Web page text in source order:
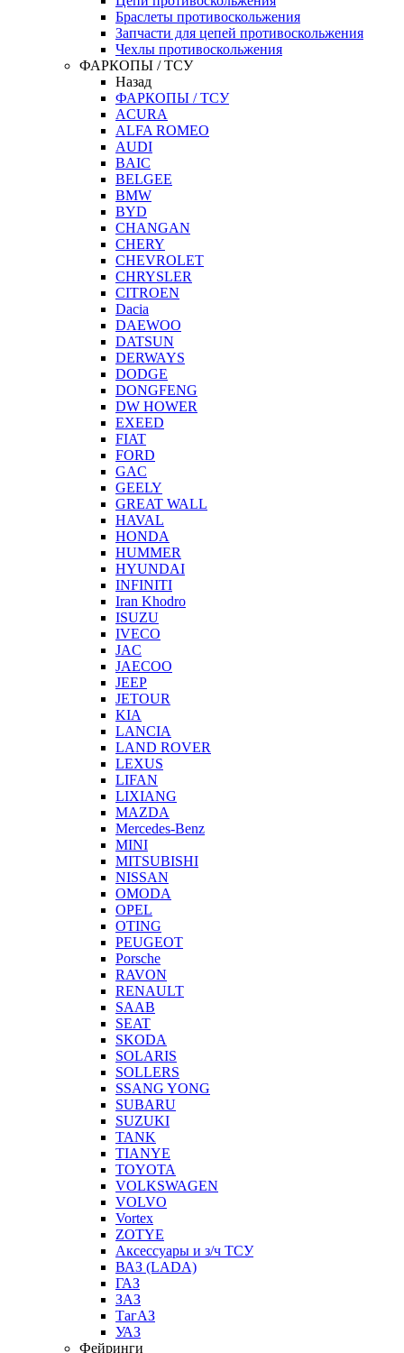
Браслеты противоскольжения
Запчасти для цепей противоскольжения
Чехлы противоскольжения
ФАРКОПЫ / ТСУ
Назад
ФАРКОПЫ / ТСУ
ACURA
ALFA ROMEO
AUDI
BAIC
BELGEE
BMW
BYD
CHANGAN
CHERY
CHEVROLET
CHRYSLER
CITROEN
Dacia
DAEWOO
DATSUN
DERWAYS
DODGE
DONGFENG
DW HOWER
EXEED
FIAT
FORD
GAC
GEELY
GREAT WALL
HAVAL
HONDA
HUMMER
HYUNDAI
INFINITI
Iran Khodro
ISUZU
IVECO
JAC
JAECOO
JEEP
JETOUR
KIA
LANCIA
LAND ROVER
LEXUS
LIFAN
LIXIANG
MAZDA
Mercedes-Benz
MINI
MITSUBISHI
NISSAN
OMODA
OPEL
OTING
PEUGEOT
Porsche
RAVON
RENAULT
SAAB
SEAT
SKODA
SOLARIS
SOLLERS
SSANG YONG
SUBARU
SUZUKI
TANK
TIANYE
TOYOTA
VOLKSWAGEN
VOLVO
Vortex
ZOTYE
Аксессуары и з/ч ТСУ
ВАЗ (LADA)
ГАЗ
ЗАЗ
ТагАЗ
УАЗ
Фейринги